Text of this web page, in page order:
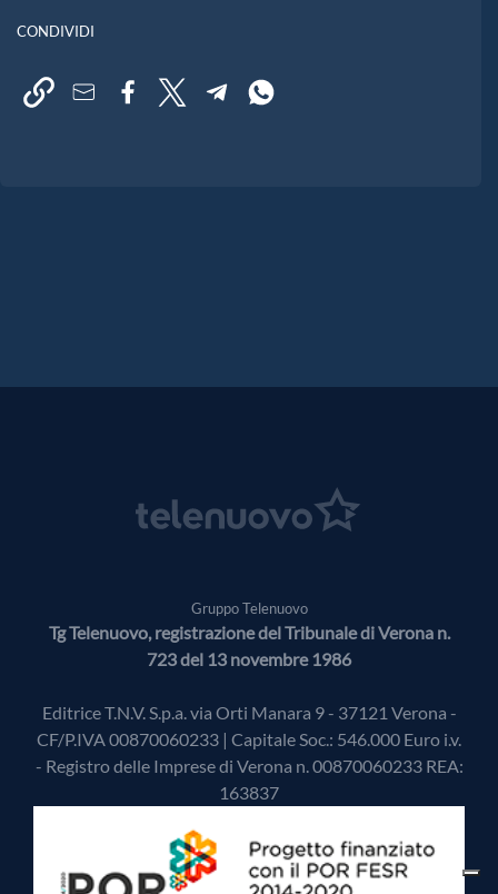
CONDIVIDI
Gruppo Telenuovo
Tg Telenuovo, registrazione del Tribunale di Verona n.
723 del 13 novembre 1986
Editrice T.N.V. S.p.a. via Orti Manara 9 - 37121 Verona -
CF/P.IVA 00870060233 | Capitale Soc.: 546.000 Euro i.v.
- Registro delle Imprese di Verona n. 00870060233 REA:
163837